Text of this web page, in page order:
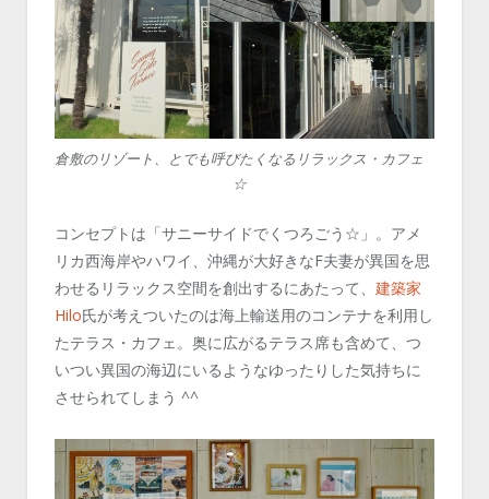
倉敷のリゾート、とでも呼びたくなるリラックス・カフェ
☆
コンセプトは「サニーサイドでくつろごう☆」。アメ
リカ西海岸やハワイ、沖縄が大好きなF夫妻が異国を思
わせるリラックス空間を創出するにあたって、 建築家
Hilo氏が考えついたのは海上輸送用のコンテナを利用し
たテラス・カフェ。奥に広がるテラス席も含めて、つ
いつい異国の海辺にいるようなゆったりした気持ちに
させられてしまう ^^